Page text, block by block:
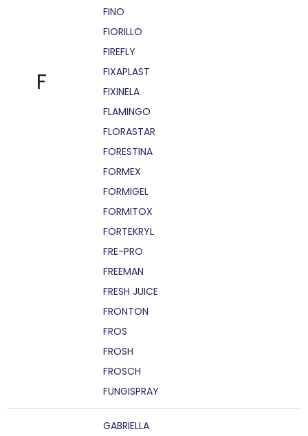
F
FINO
FIORILLO
FIREFLY
FIXAPLAST
FIXINELA
FLAMINGO
FLORASTAR
FORESTINA
FORMEX
FORMIGEL
FORMITOX
FORTEKRYL
FRE-PRO
FREEMAN
FRESH JUICE
FRONTON
FROS
FROSH
FROSCH
FUNGISPRAY
GABRIELLA